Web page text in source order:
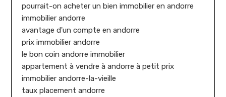
pourrait-on acheter un bien immobilier en andorre
immobilier andorre
avantage d'un compte en andorre
prix immobilier andorre
le bon coin andorre immobilier
appartement à vendre à andorre à petit prix
immobilier andorre-la-vieille
taux placement andorre